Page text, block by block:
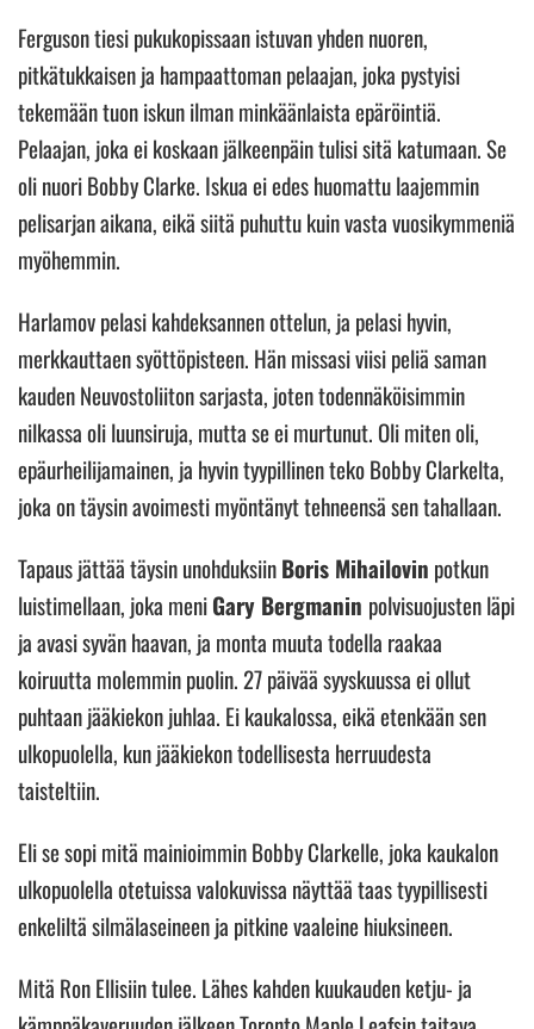
Ferguson tiesi pukukopissaan istuvan yhden nuoren,
pitkätukkaisen ja hampaattoman pelaajan, joka pystyisi
tekemään tuon iskun ilman minkäänlaista epäröintiä.
Pelaajan, joka ei koskaan jälkeenpäin tulisi sitä katumaan. Se
oli nuori Bobby Clarke. Iskua ei edes huomattu laajemmin
pelisarjan aikana, eikä siitä puhuttu kuin vasta vuosikymmeniä
myöhemmin.
Harlamov pelasi kahdeksannen ottelun, ja pelasi hyvin,
merkkauttaen syöttöpisteen. Hän missasi viisi peliä saman
kauden Neuvostoliiton sarjasta, joten todennäköisimmin
nilkassa oli luunsiruja, mutta se ei murtunut. Oli miten oli,
epäurheilijamainen, ja hyvin tyypillinen teko Bobby Clarkelta,
joka on täysin avoimesti myöntänyt tehneensä sen tahallaan.
Tapaus jättää täysin unohduksiinBoris Mihailovin potkun
luistimellaan, joka meniGary Bergmanin polvisuojusten läpi
ja avasi syvän haavan, ja monta muuta todella raakaa
koiruutta molemmin puolin. 27 päivää syyskuussa ei ollut
puhtaan jääkiekon juhlaa. Ei kaukalossa, eikä etenkään sen
ulkopuolella, kun jääkiekon todellisesta herruudesta
taisteltiin.
Eli se sopi mitä mainioimmin Bobby Clarkelle, joka kaukalon
ulkopuolella otetuissa valokuvissa näyttää taas tyypillisesti
enkeliltä silmälaseineen ja pitkine vaaleine hiuksineen.
Mitä Ron Ellisiin tulee. Lähes kahden kuukauden ketju- ja